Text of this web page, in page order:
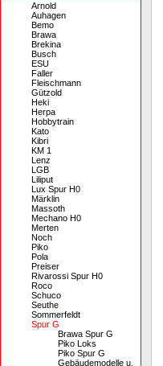
Arnold
Auhagen
Bemo
Brawa
Brekina
Busch
ESU
Faller
Fleischmann
Gützold
Heki
Herpa
Hobbytrain
Kato
Kibri
KM 1
Lenz
LGB
Liliput
Lux Spur H0
Märklin
Massoth
Mechano H0
Merten
Noch
Piko
Pola
Preiser
Rivarossi Spur H0
Roco
Schuco
Seuthe
Sommerfeldt
Spur G
Brawa Spur G
Piko Loks
Piko Spur G
Gebäudemodelle u.